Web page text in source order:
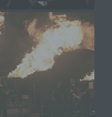
nutzbar.
Daten und
Aufruf der
Person oder ein
von allgemeinen
allgemeinen Daten und
Logfiles des Servers
die (1)
Versionen, (2) das